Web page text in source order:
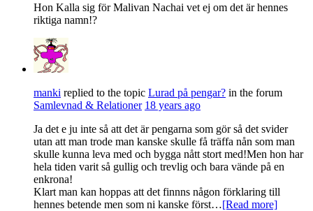
Hon Kalla sig för Malivan Nachai vet ej om det är hennes
riktiga namn!?
manki replied to the topic Lurad på pengar? in the forum
Samlevnad & Relationer 18 years ago
Ja det e ju inte så att det är pengarna som gör så det svider
utan att man trode man kanske skulle få träffa nån som man
skulle kunna leva med och bygga nått stort med!Men hon har
hela tiden varit så gullig och trevlig och bara vände på en
enkrona!
Klart man kan hoppas att det finnns någon förklaring till
hennes betende men som ni kanske först…[Read more]